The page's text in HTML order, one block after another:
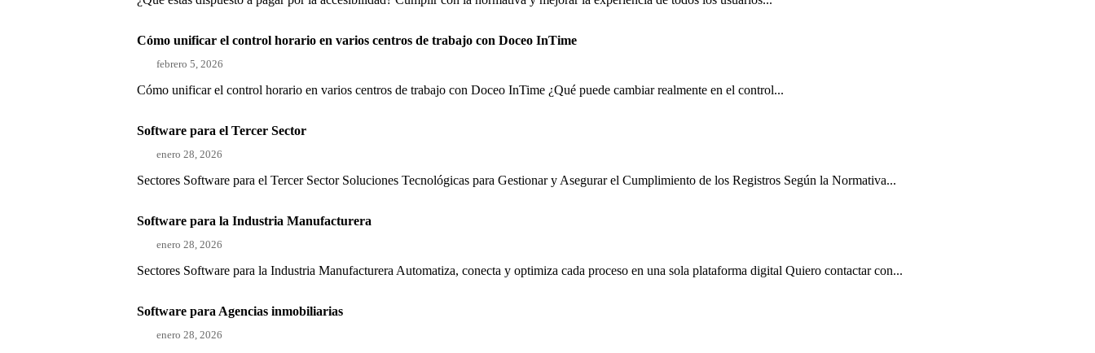
Cómo unificar el control horario en varios centros de trabajo con Doceo InTime
febrero 5, 2026
Cómo unificar el control horario en varios centros de trabajo con Doceo InTime ¿Qué puede cambiar realmente en el control...
Software para el Tercer Sector
enero 28, 2026
Sectores Software para el Tercer Sector Soluciones Tecnológicas para Gestionar y Asegurar el Cumplimiento de los Registros Según la Normativa...
Software para la Industria Manufacturera
enero 28, 2026
Sectores Software para la Industria Manufacturera Automatiza, conecta y optimiza cada proceso en una sola plataforma digital Quiero contactar con...
Software para Agencias inmobiliarias
enero 28, 2026